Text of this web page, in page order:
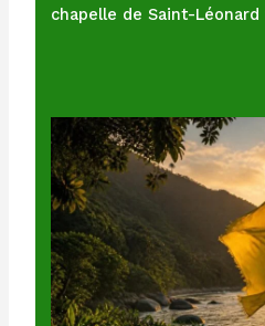
chapelle de Saint-